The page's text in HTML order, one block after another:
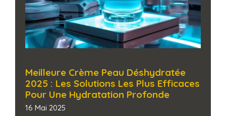
Meilleure Crème Peau Déshydratée
2025 : Les Solutions Les Plus Efficaces
Pour Une Hydratation Profonde​
16 Mai 2025